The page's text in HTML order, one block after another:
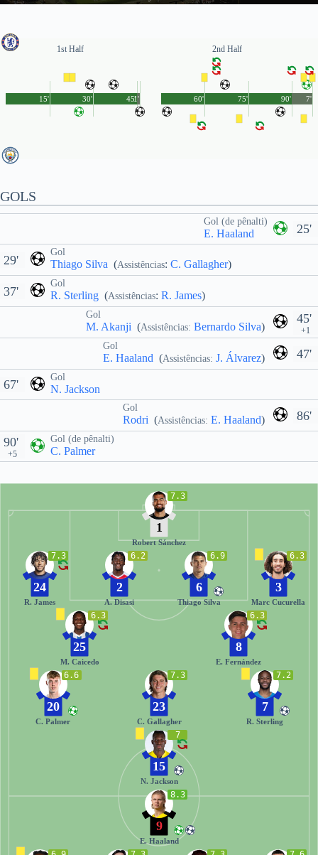
1st Half
45'
15' 30' 1'
2nd Half
90'
60' 75' 7'
GOLS
25'
Gol (de pênalti)
E. Haaland
Gol
Thiago Silva (Assistências: C. Gallagher)
29'
Gol
R. Sterling (Assistências: R. James)
37'
45'
+1
Gol
M. Akanji (Assistências: Bernardo Silva)
47'
Gol
E. Haaland (Assistências: J. Álvarez)
Gol
N. Jackson
67'
86'
Gol
Rodri (Assistências: E. Haaland)
Gol (de pênalti)
C. Palmer
90'
+5
7.3
1
Robert Sánchez
6.3
3
Marc Cucurella
6.9
6
Thiago Silva
6.2
2
A. Disasi
7.3
24
R. James
6.3
8
E. Fernández
6.3
25
M. Caicedo
7.2
7
R. Sterling
7.3
23
C. Gallagher
6.6
20
C. Palmer
7
15
N. Jackson
8.3
9
E. Haaland